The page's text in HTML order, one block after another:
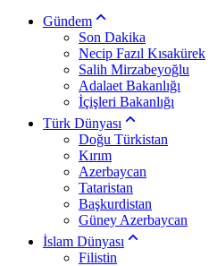
Gündem
Son Dakika
Necip Fazıl Kısakürek
Salih Mirzabeyoğlu
Adalaet Bakanlığı
İçişleri Bakanlığı
Türk Dünyası
Doğu Türkistan
Kırım
Azerbaycan
Tataristan
Başkurdistan
Güney Azerbaycan
İslam Dünyası
Filistin